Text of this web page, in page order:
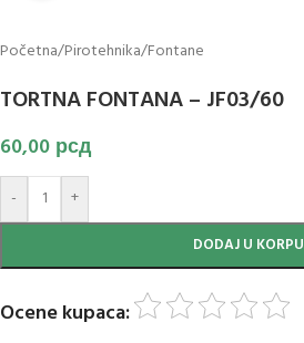
Početna/Pirotehnika/Fontane
TORTNA FONTANA – JF03/60
60,00 рсд
- +
DODAJ U KORPU
Ocene kupaca: